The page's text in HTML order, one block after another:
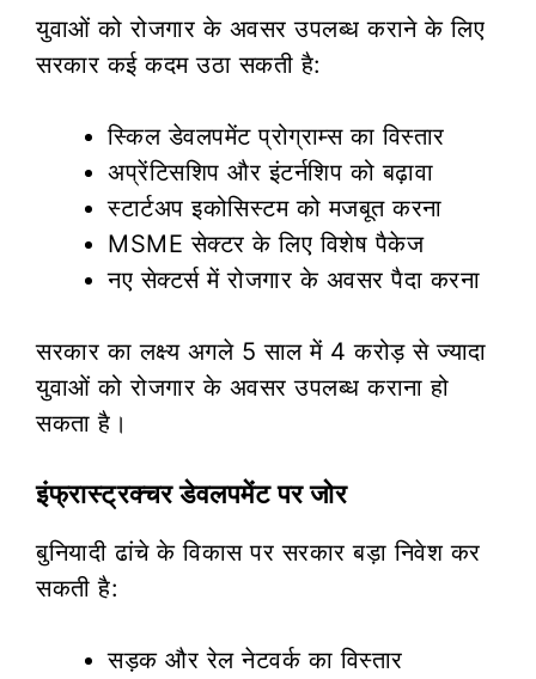
युवाओं को रोजगार के अवसर उपलब्ध कराने के लिए
सरकार कई कदम उठा सकती है:
स्किल डेवलपमेंट प्रोग्राम्स का विस्तार
अप्रेंटिसशिप और इंटर्नशिप को बढ़ावा
स्टार्टअप इकोसिस्टम को मजबूत करना
MSME सेक्टर के लिए विशेष पैकेज
नए सेक्टर्स में रोजगार के अवसर पैदा करना
सरकार का लक्ष्य अगले 5 साल में 4 करोड़ से ज्यादा
युवाओं को रोजगार के अवसर उपलब्ध कराना हो
सकता है।
इंफ्रास्ट्रक्चर डेवलपमेंट पर जोर
बुनियादी ढांचे के विकास पर सरकार बड़ा निवेश कर
सकती है:
सड़क और रेल नेटवर्क का विस्तार